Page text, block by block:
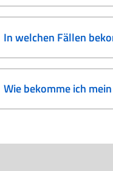
In welchen Fällen
Wie bekomme ich